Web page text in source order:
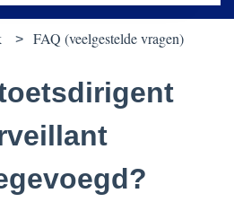
FAQ (veelgestelde vragen)